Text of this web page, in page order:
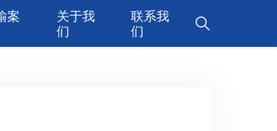
案
关于我
们
联系我
们